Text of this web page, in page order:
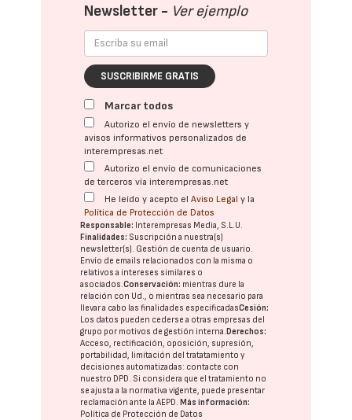
Newsletter - Ver ejemplo
SUSCRIBIRME GRATIS
Marcar todos
Autorizo el envío de newsletters y
avisos informativos personalizados de
interempresas.net
Autorizo el envío de comunicaciones
de terceros vía interempresas.net
He leído y acepto elAviso Legal y la
Política de Protección de Datos
Responsable: Interempresas Media, S.L.U.
Finalidades: Suscripción a nuestra(s)
newsletter(s). Gestión de cuenta de usuario.
Envío de emails relacionados con la misma o
relativos a intereses similares o
asociados.Conservación: mientras dure la
relación con Ud., o mientras sea necesario para
llevar a cabo las finalidades especificadasCesión:
Los datos pueden cederse a otras empresas del
grupo por motivos de gestión interna.Derechos:
Acceso, rectificación, oposición, supresión,
portabilidad, limitación del tratatamiento y
decisiones automatizadas: contacte con
nuestro DPD . Si considera que el tratamiento no
se ajusta a la normativa vigente, puede presentar
reclamación ante laAEPD .Más información:
Política de Protección de Datos